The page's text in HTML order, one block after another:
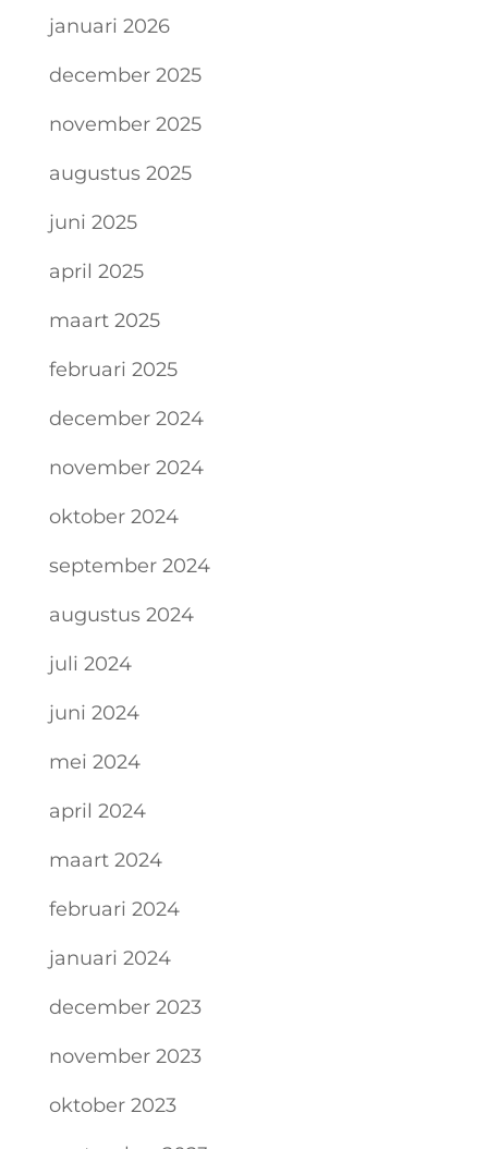
januari 2026
december 2025
november 2025
augustus 2025
juni 2025
april 2025
maart 2025
februari 2025
december 2024
november 2024
oktober 2024
september 2024
augustus 2024
juli 2024
juni 2024
mei 2024
april 2024
maart 2024
februari 2024
januari 2024
december 2023
november 2023
oktober 2023